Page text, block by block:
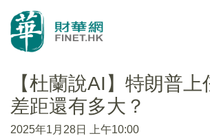
【杜蘭說AI】特朗普
差距還有多大？
2025年1月28日 上午10:00